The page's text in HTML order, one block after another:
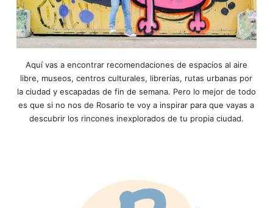
Aquí vas a encontrar recomendaciones de espacios al aire
libre, museos, centros culturales, librerías, rutas urbanas por
la ciudad y escapadas de fin de semana. Pero lo mejor de todo
es que si no nos de Rosario te voy a inspirar para que vayas a
descubrir los rincones inexplorados de tu propia ciudad.